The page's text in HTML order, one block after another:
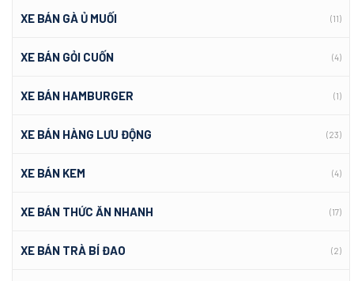
XE BÁN GÀ Ủ MUỐI (11)
XE BÁN GỎI CUỐN (4)
XE BÁN HAMBURGER (1)
XE BÁN HÀNG LƯU ĐỘNG (23)
XE BÁN KEM (4)
XE BÁN THỨC ĂN NHANH (17)
XE BÁN TRÀ BÍ ĐAO (2)